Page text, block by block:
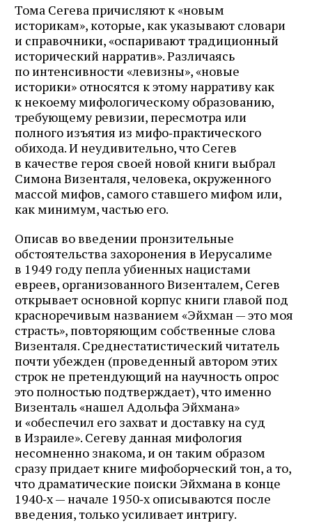
Тома Сегева причисляют к «новым
историкам», которые, как указывают словари
и справочники, «оспаривают традиционный
исторический нарратив». Различаясь
по интенсивности «левизны», «новые
историки» относятся к этому нарративу как
к некоему мифологическому образованию,
требующему ревизии, пересмотра или
полного изъятия из мифо‑практического
обихода. И не­удивительно, что Сегев
в качестве героя своей новой книги выбрал
Симона Визенталя, человека, окруженного
массой мифов, самого ставшего мифом или,
как минимум, частью его.
Описав во введении пронзительные
обстоятельства захоронения в Иерусалиме
в 1949 году пепла убиенных нацистами
евреев, организованного Визенталем, Сегев
открывает основной корпус книги главой под
красноречивым названием «Эйхман — это моя
страсть», повторяющим собственные слова
Визенталя. Среднестатистический читатель
почти убежден (проведенный автором этих
строк не претендующий на научность опрос
это полностью подтверждает), что именно
Визенталь «нашел Адольфа Эйхмана»
и «обеспечил его захват и доставку на суд
в Израиле». Сегеву данная мифология
несомненно знакома, и он таким образом
сразу придает книге мифоборческий тон, а то,
что драматические поиски Эйхмана в конце
1940‑х — начале 1950‑х описываются после
введения, только усиливает интригу.